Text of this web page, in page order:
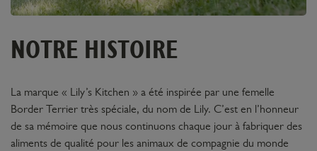
NOTRE HISTOIRE
La marque « Lily’s Kitchen » a été inspirée par une femelle
Border Terrier très spéciale, du nom de Lily. C’est en l’honneur
de sa mémoire que nous continuons chaque jour à fabriquer des
aliments de qualité pour les animaux de compagnie du monde